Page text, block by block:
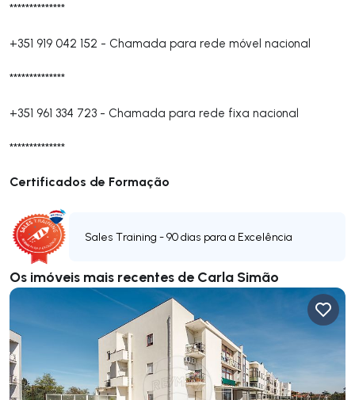
**************
+351 919 042 152 - Chamada para rede móvel nacional
**************
+351 961 334 723 - Chamada para rede fixa nacional
**************
Certificados de Formação
Sales Training - 90 dias para a Excelência
Os imóveis mais recentes de Carla Simão